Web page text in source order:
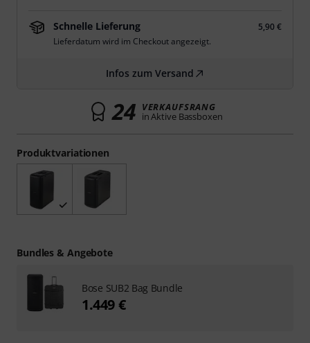
Produktvariationen
Schnelle Lieferung
5,90 €
Lieferdatum wird im Checkout angezeigt.
Infos zum Versand
24 VERKAUFSRANG
in Aktive Bassboxen
Bundles & Angebote
Bose SUB2 Bag Bundle
1.449 €